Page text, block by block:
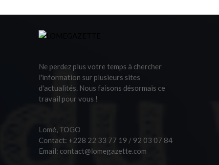
Ne perdez plus votre temps à chercher
l'information sur plusieurs sites
d'actualités. Nous faisons désormais ce
travail pour vous !
Lomé, TOGO
Contact: +228 22 33 77 19 / 92 03 07 84
Email: contact@lomegazette.com